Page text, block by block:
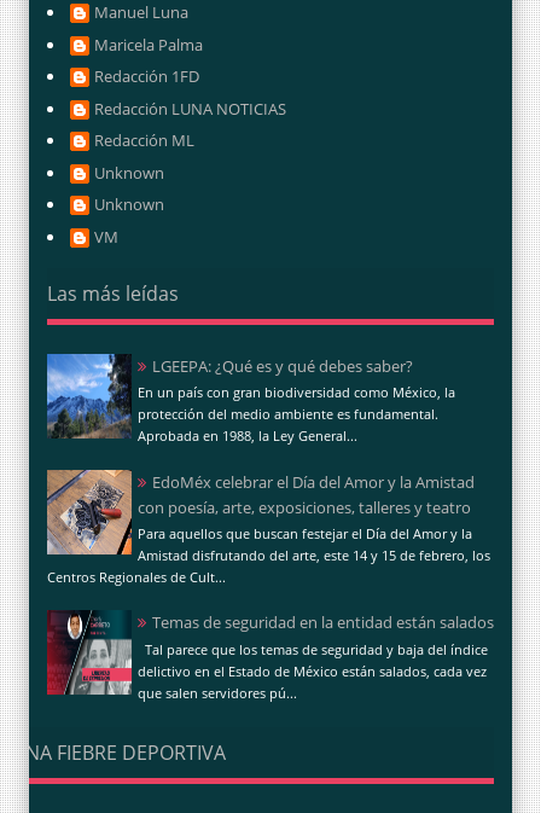
Manuel Luna
Maricela Palma
Redacción 1FD
Redacción LUNA NOTICIAS
Redacción ML
Unknown
Unknown
VM
Las más leídas
LGEEPA: ¿Qué es y qué debes saber?
En un país con gran biodiversidad como México, la
protección del medio ambiente es fundamental.
Aprobada en 1988, la Ley General...
EdoMéx celebrar el Día del Amor y la Amistad
con poesía, arte, exposiciones, talleres y teatro
Para aquellos que buscan festejar el Día del Amor y la
Amistad disfrutando del arte, este 14 y 15 de febrero, los
Centros Regionales de Cult...
Temas de seguridad en la entidad están salados
Tal parece que los temas de seguridad y baja del índice
delictivo en el Estado de México están salados, cada vez
que salen servidores pú...
UNA FIEBRE DEPORTIVA